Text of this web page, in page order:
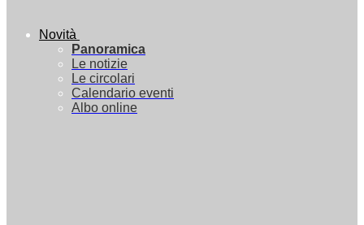
Novità
Panoramica
Le notizie
Le circolari
Calendario eventi
Albo online